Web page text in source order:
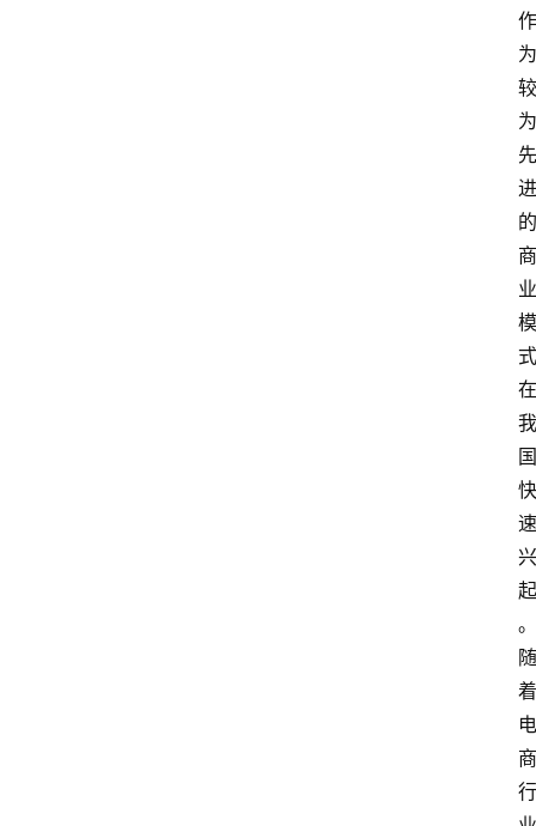
作
为
较
为
先
进
的
商
业
模
式
在
我
国
快
速
兴
起
。
随
着
电
商
行